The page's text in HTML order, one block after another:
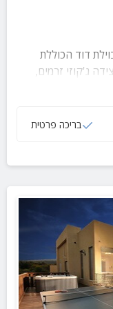
דוד הכוללת
ג'קוזי זרמים,
מרהיב מכל עבר.
בריכה פרטית